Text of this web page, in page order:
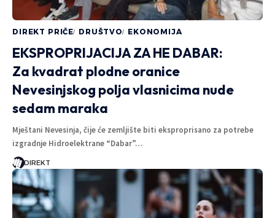
DIREKT PRIČE DRUŠTVO EKONOMIJA
EKSPROPRIJACIJA ZA HE DABAR:
Za kvadrat plodne oranice
Nevesinjskog polja vlasnicima nude
sedam maraka
Mještani Nevesinja, čije će zemljište biti eksproprisano za potrebe
izgradnje Hidroelektrane “Dabar”…
DIREKT